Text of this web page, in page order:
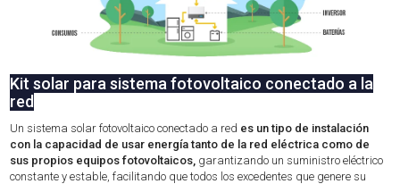
Kit solar para sistema fotovoltaico conectado a la
red
Un sistema solar fotovoltaico conectado a red es un tipo de instalación
con la capacidad de usar energía tanto de la red eléctrica como de
sus propios equipos fotovoltaicos, garantizando un suministro eléctrico
constante y estable, facilitando que todos los excedentes que genere su